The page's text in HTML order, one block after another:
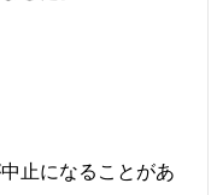
止になることがあ